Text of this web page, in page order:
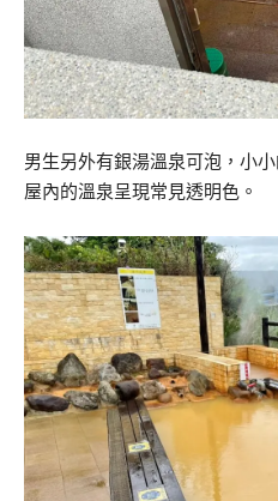
男生另外有銀湯溫泉可泡，小
屋內的溫泉呈現常見透明色。